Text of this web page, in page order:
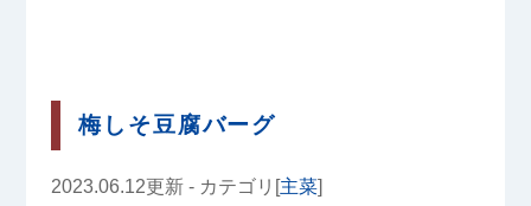
梅しそ豆腐バーグ
2023.06.12更新 - カテゴリ[主菜]